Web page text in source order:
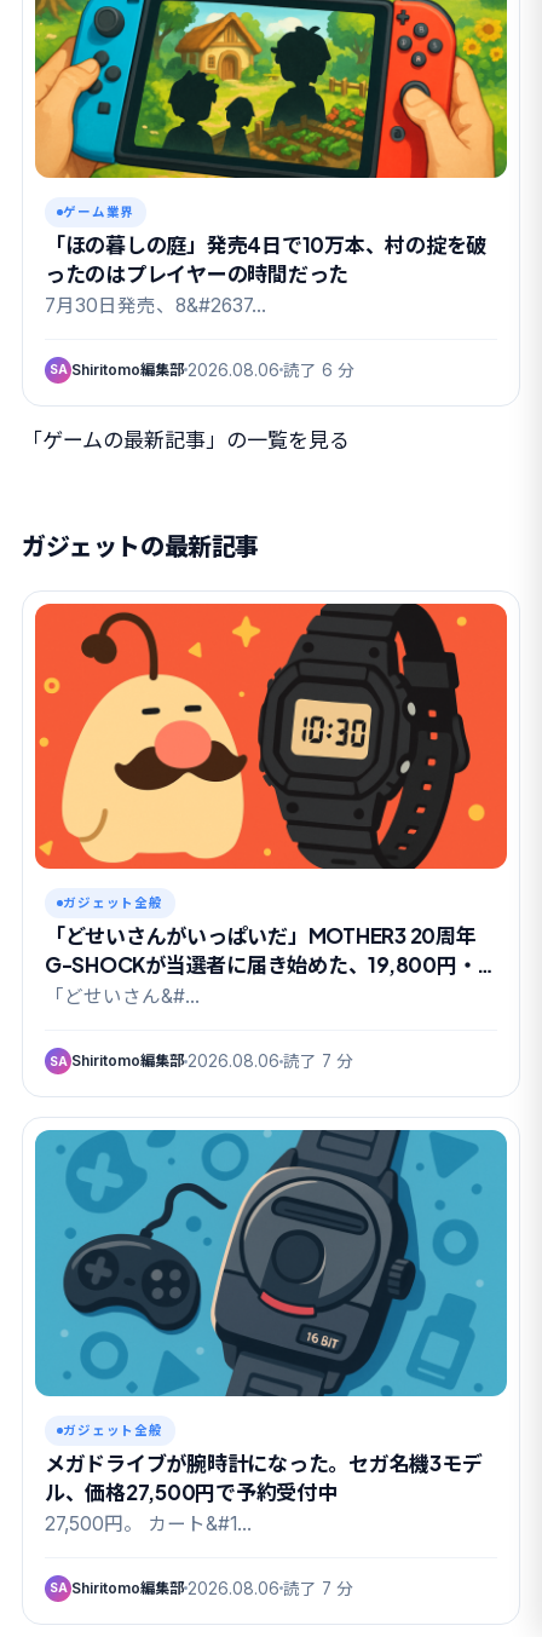
ゲーム業界
「ほの暮しの庭」発売4日で10万本、村の掟を破
ったのはプレイヤーの時間だった
7月30日発売、8&#2637…
SA Shiritomo編集部 2026.08.06 読了 6 分
「ゲームの最新記事」の一覧を見る
ガジェットの最新記事
ガジェット全般
「どせいさんがいっぱいだ」MOTHER3 20周年
G-SHOCKが当選者に届き始めた、19,800円・
抽選限定の理由
「どせいさん&#…
SA Shiritomo編集部 2026.08.06 読了 7 分
ガジェット全般
メガドライブが腕時計になった。セガ名機3モデ
ル、価格27,500円で予約受付中
27,500円。 カート&#1…
SA Shiritomo編集部 2026.08.06 読了 7 分